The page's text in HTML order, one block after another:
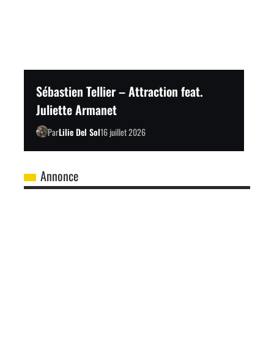
Sébastien Tellier – Attraction feat.
Juliette Armanet
ParLilie Del Sol16 juillet 2026
Annonce